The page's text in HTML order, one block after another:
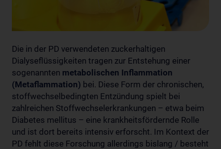
Die in der PD verwendeten zuckerhaltigen
Dialyseflüssigkeiten tragen zur Entstehung einer
sogenannten metabolischen Inflammation
(Metaflammation) bei. Diese Form der chronischen,
stoffwechselbedingten Entzündung spielt bei
zahlreichen Stoffwechselerkrankungen – etwa beim
Diabetes mellitus – eine krankheitsfördernde Rolle
und ist dort bereits intensiv erforscht. Im Kontext der
PD fehlt diese Forschung allerdings bislang / besteht